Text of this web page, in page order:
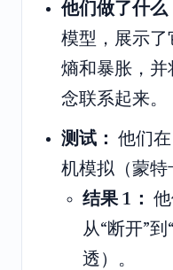
他们做了什么
模型，展示了
熵和暴胀，并
念联系起来。
测试： 他们
机模拟（蒙特
结果 1：
从“断开”
透）。